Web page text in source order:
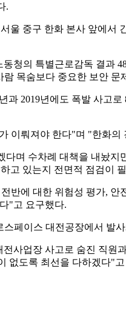
.
울 중구 한화 본사 앞에
청의 특별근로감독 결과
목숨보다 중요한 보안
과 2019년에도 폭발 사고
이뤄져야 한다"며 "한화
며 수차례 대책을 내놨
고 있는지 전면적 점검이
반에 대한 위험성 평가,
"고 요구했다.
페이스 대전공장에서 발
사업장 사고로 숨진 직
없도록 최선을 다하겠다"